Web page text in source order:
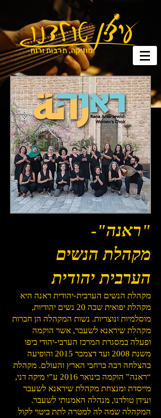
"ראנה"-
מקהלת הנשים
הערבית יהודית
מקהלת הנשים הערבית-יהודית ראנה היא
מקהלת יפואית שבה 20 נשים יהודיות,
מוסלמיות ונוצריות. נשות המקהלה הן חברות
מקהלת שיראנא לשעבר, אשר הוקמה
ופעלה במסגרת המרכז הערבי-יהודי ביפו
משנת 2008 ועד דצמבר 2015 והופיעה
בהצלחה רבה ברחבי הארץ והעולם. מקהלת
“ראנה” הוקמה בינואר 2016 ע”י מיקה דני,
מייסדת ומנצחת מקהלת שיראנא לשעבר
ועידן טולדנו, מנהלה האמנותי לשעבר.
המקהלה שמה לה למטרה לתת ביטוי לקול